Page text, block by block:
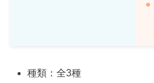
種類：全3種